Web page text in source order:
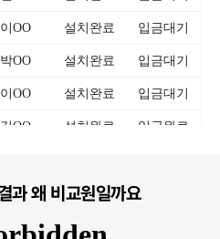
과 왜 비교원일까요